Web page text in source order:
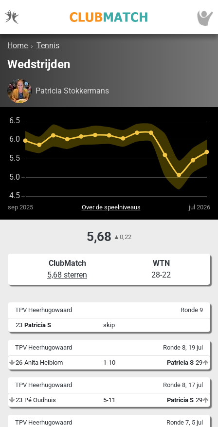
Home › Tennis
Wedstrijden
Patricia Stokkermans
sep 2025 Over de speelniveaus jul 2026
5,68 ▲ 0,22
ClubMatch
5,68 sterren
WTN
28-22
TPV Heerhugowaard Ronde 9
23 Patricia S skip
TPV Heerhugowaard Ronde 8, 19 jul
26 Anita Heiblom 1-10 Patricia S 29
TPV Heerhugowaard Ronde 8, 17 jul
23 Pé Oudhuis 5-11 Patricia S 29
TPV Heerhugowaard Ronde 7, 5 jul